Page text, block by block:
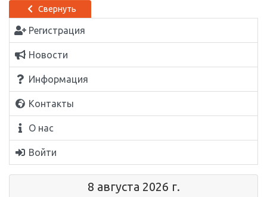
Свернуть
Регистрация
Новости
Информация
Контакты
О нас
Войти
8 августа 2026 г.